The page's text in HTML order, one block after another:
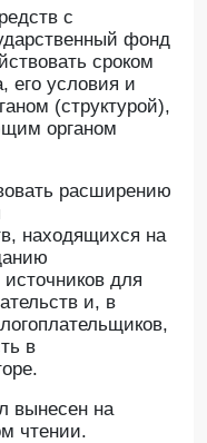
с
фонд
сроком
его условия и
(структурой),
органом
расширению
находящихся на
для
и, в
в
вынесен на
чтении.